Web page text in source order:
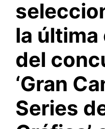
la
del
‘Gran
Series